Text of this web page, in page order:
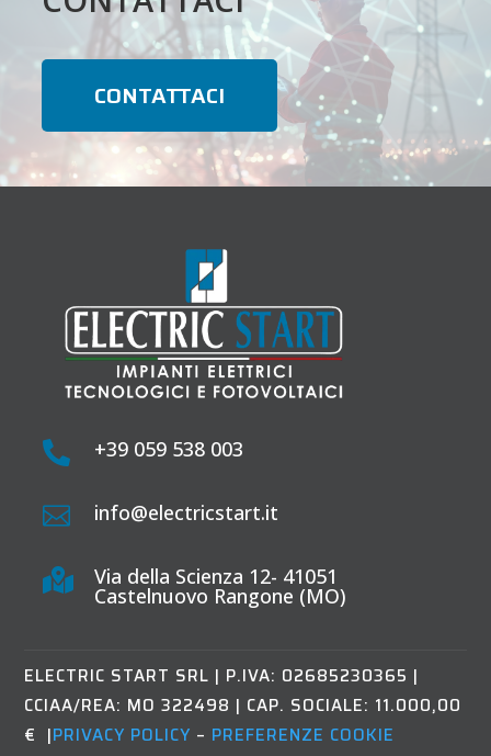
CONTATTACI
 +39 059 538 003
 info@electricstart.it
 Via della Scienza 12- 41051
Castelnuovo Rangone (MO)
ELECTRIC START SRL | P.IVA: 02685230365 |
CCIAA/REA: MO 322498 | CAP. SOCIALE: 11.000,00
€ |PRIVACY POLICY – PREFERENZE COOKIE